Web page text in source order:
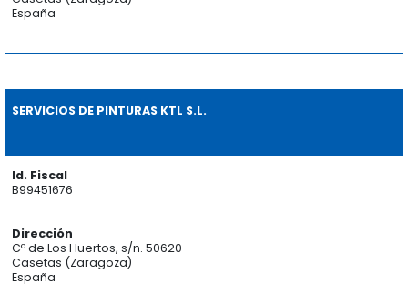
España
SERVICIOS DE PINTURAS KTL S.L.
Id. Fiscal
B99451676
Dirección
Cº de Los Huertos, s/n. 50620
Casetas (Zaragoza)
España